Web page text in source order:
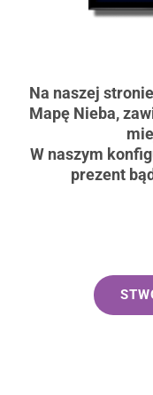
Na naszej
Mapę Nieba,
W naszym
prezent